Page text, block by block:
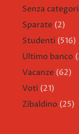
Senza
Sparate (2)
Studenti (516)
Ultimo banco
Vacanze (62)
Voti (21)
Zibaldino (25)